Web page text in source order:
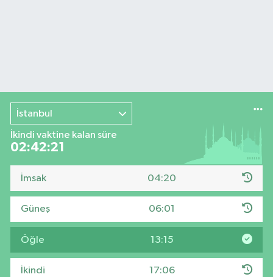
İstanbul
İkindi vaktine kalan süre
02:42:20
İmsak 04:20
Güneş 06:01
Öğle 13:15
İkindi 17:06